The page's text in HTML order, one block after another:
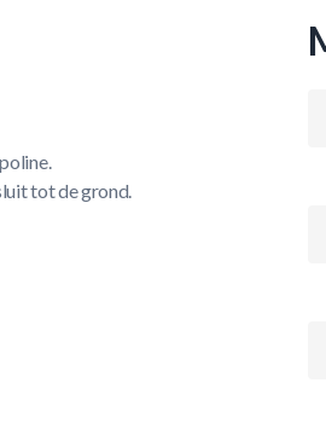
tot de grond.